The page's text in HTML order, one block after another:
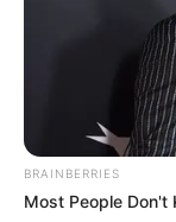
Detail
Judul: Work
BRAINBERRIES
Most People Don't